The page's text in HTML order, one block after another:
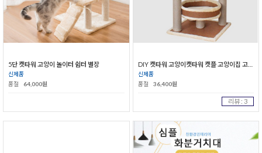
5단 캣타워 고양이 놀이터 쉼터 별장
신제품
품절
64,000원
DIY 캣타워 고양이캣타워 캣플 고양이집 고양이장난감
신제품
품절
36,400원
리뷰 : 3